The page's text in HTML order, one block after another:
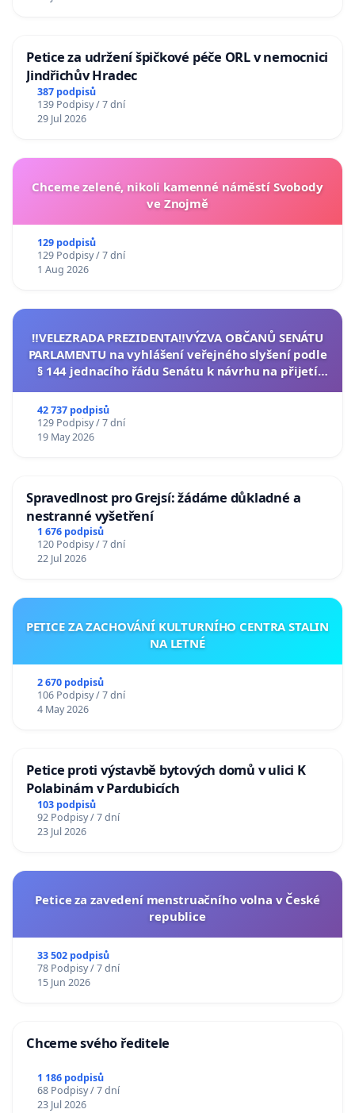
Petice za udržení špičkové péče ORL v nemocnici
Jindřichův Hradec
387 podpisů
139 Podpisy / 7 dní
29 Jul 2026
Chceme zelené, nikoli kamenné náměstí Svobody
ve Znojmě
129 podpisů
129 Podpisy / 7 dní
1 Aug 2026
‼️VELEZRADA PREZIDENTA‼️VÝZVA OBČANŮ SENÁTU
PARLAMENTU na vyhlášení veřejného slyšení podle
§ 144 jednacího řádu Senátu k návrhu na přijetí
42 737 podpisů
129 Podpisy / 7 dní
19 May 2026
Spravedlnost pro Grejsí: žádáme důkladné a
nestranné vyšetření
1 676 podpisů
120 Podpisy / 7 dní
22 Jul 2026
PETICE ZA ZACHOVÁNÍ KULTURNÍHO CENTRA STALIN
NA LETNÉ
2 670 podpisů
106 Podpisy / 7 dní
4 May 2026
Petice proti výstavbě bytových domů v ulici K
Polabinám v Pardubicích
103 podpisů
92 Podpisy / 7 dní
23 Jul 2026
Petice za zavedení menstruačního volna v České
republice
33 502 podpisů
78 Podpisy / 7 dní
15 Jun 2026
Chceme svého ředitele
1 186 podpisů
68 Podpisy / 7 dní
23 Jul 2026